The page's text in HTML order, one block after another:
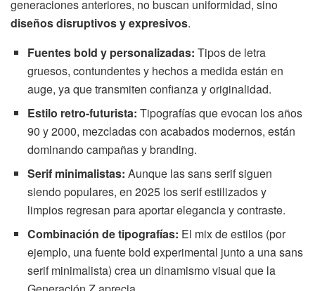
generaciones anteriores, no buscan uniformidad, sino
diseños disruptivos y expresivos.
Fuentes bold y personalizadas: Tipos de letra
gruesos, contundentes y hechos a medida están en
auge, ya que transmiten confianza y originalidad.
Estilo retro-futurista: Tipografías que evocan los años
90 y 2000, mezcladas con acabados modernos, están
dominando campañas y branding.
Serif minimalistas: Aunque las sans serif siguen
siendo populares, en 2025 los serif estilizados y
limpios regresan para aportar elegancia y contraste.
Combinación de tipografías: El mix de estilos (por
ejemplo, una fuente bold experimental junto a una sans
serif minimalista) crea un dinamismo visual que la